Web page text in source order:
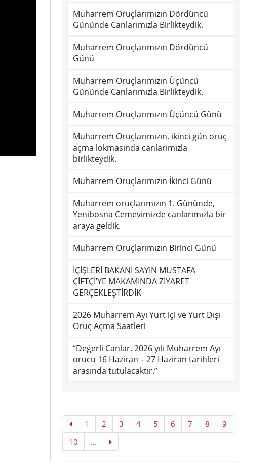
Muharrem Oruçlarımızın Dördüncü
Gününde Canlarımızla Birlikteydik.
Muharrem Oruçlarımızın Dördüncü
Günü
Muharrem Oruçlarımızın Üçüncü
Gününde Canlarımızla Birlikteydik.
Muharrem Oruçlarımızın Üçüncü Günü
Muharrem Oruçlarımızın, ikinci gün oruç
açma lokmasında canlarımızla
birlikteydik.
Muharrem Oruçlarımızın İkinci Günü
Muharrem oruçlarımızın 1. Gününde,
Yenibosna Cemevimizde canlarımızla bir
araya geldik.
Muharrem Oruçlarımızın Birinci Günü
İÇİŞLERİ BAKANI SAYIN MUSTAFA
ÇİFTÇİ’YE MAKAMINDA ZİYARET
GERÇEKLEŞTİRDİK
2026 Muharrem Ayı Yurt içi ve Yurt Dışı
Oruç Açma Saatleri
“Değerli Canlar, 2026 yılı Muharrem Ayı
orucu 16 Haziran – 27 Haziran tarihleri
arasında tutulacaktır.”
1 2 3 4 5 6 7 8
9
10
...